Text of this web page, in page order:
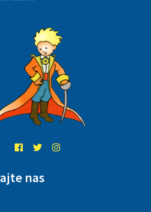
nas